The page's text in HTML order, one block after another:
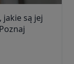
jakie są jej